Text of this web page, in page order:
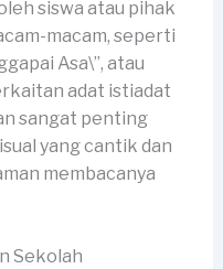
siswa atau pihak
macam, seperti
Asa\”, atau
adat istiadat
sangat penting
yang cantik dan
membacanya
Sekolah